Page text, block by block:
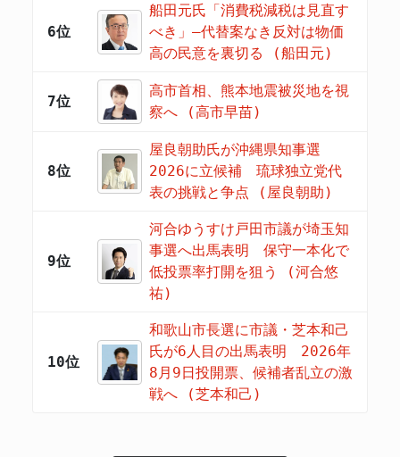
6位
船田元氏「消費税減税は見直す
べき」―代替案なき反対は物価
高の民意を裏切る (船田元)
7位
高市首相、熊本地震被災地を視
察へ (高市早苗)
8位
屋良朝助氏が沖縄県知事選
2026に立候補 琉球独立党代
表の挑戦と争点 (屋良朝助)
9位
河合ゆうすけ戸田市議が埼玉知
事選へ出馬表明 保守一本化で
低投票率打開を狙う (河合悠
祐)
10位
和歌山市長選に市議・芝本和己
氏が6人目の出馬表明 2026年
8月9日投開票、候補者乱立の激
戦へ (芝本和己)